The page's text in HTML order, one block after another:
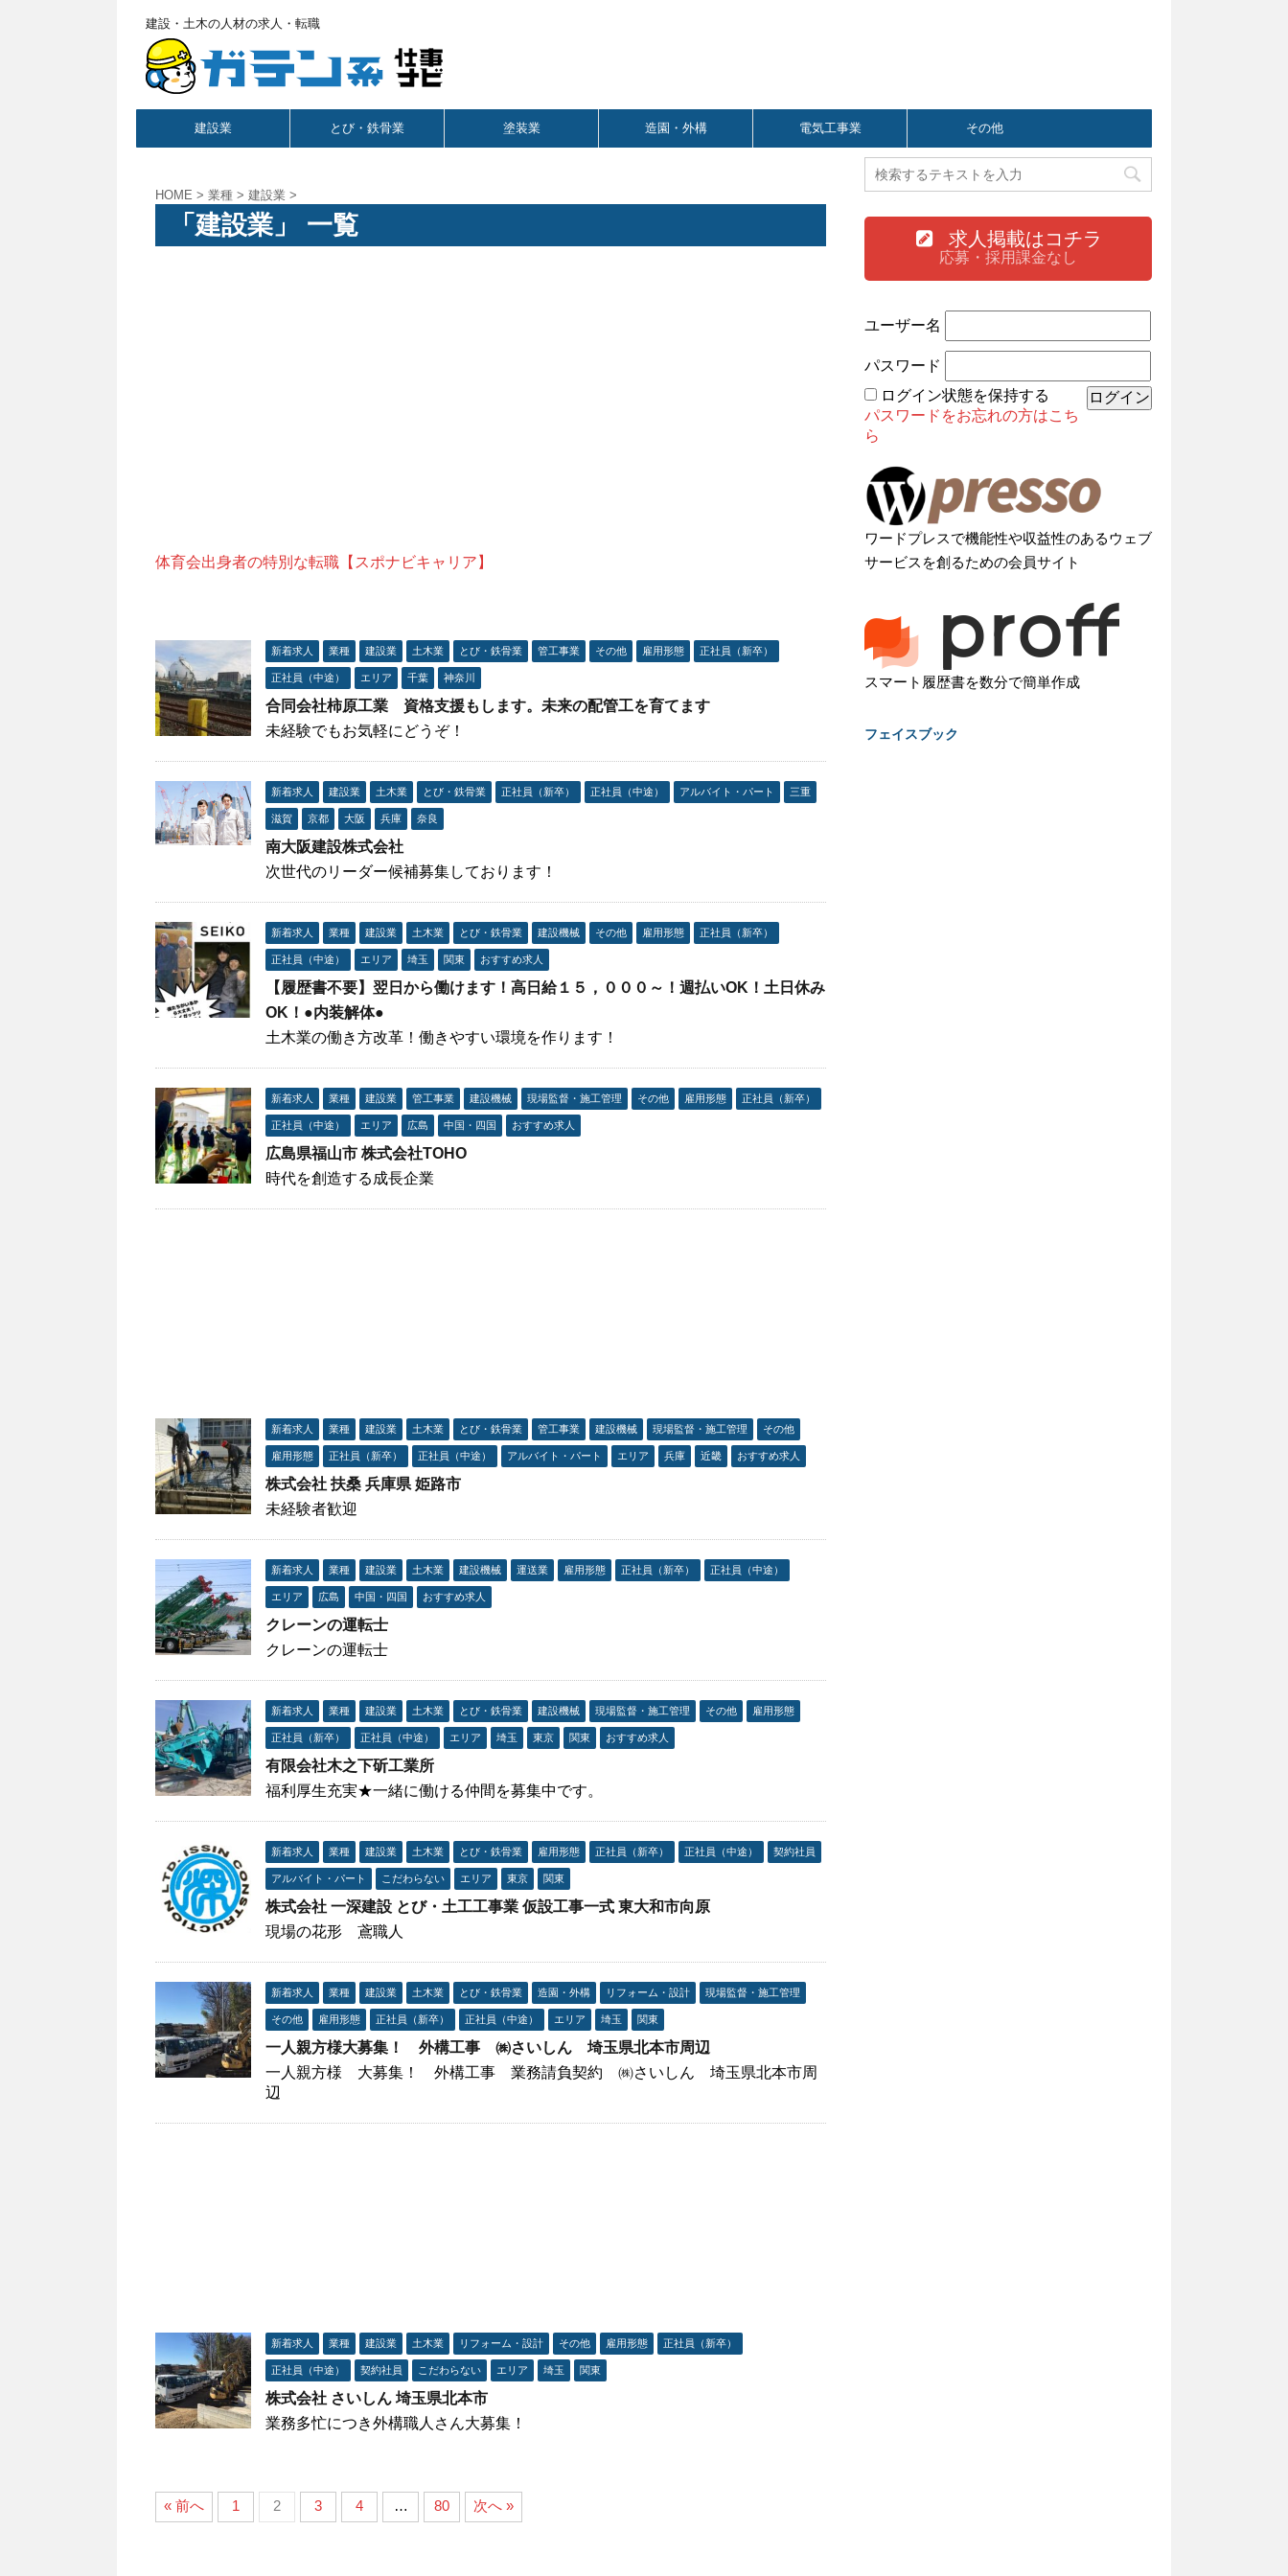
建設・土木の人材の求人・転職
建設業 とび・鉄骨業 塗装業 造園・外構 電気工事業 その他
HOME > 業種 > 建設業 >
「建設業」 一覧
体育会出身者の特別な転職【スポナビキャリア】
新着求人 業種 建設業 土木業 とび・鉄骨業 管工事業 その他 雇用形態 正社員（新卒）
正社員（中途） エリア 千葉 神奈川
合同会社柿原工業 資格支援もします。未来の配管工を育てます
未経験でもお気軽にどうぞ！
新着求人 建設業 土木業 とび・鉄骨業 正社員（新卒） 正社員（中途） アルバイト・パート 三重
滋賀 京都 大阪 兵庫 奈良
南大阪建設株式会社
次世代のリーダー候補募集しております！
新着求人 業種 建設業 土木業 とび・鉄骨業 建設機械 その他 雇用形態 正社員（新卒）
正社員（中途） エリア 埼玉 関東 おすすめ求人
【履歴書不要】翌日から働けます！高日給１５，０００～！週払いOK！土日休み
OK！●内装解体●
土木業の働き方改革！働きやすい環境を作ります！
新着求人 業種 建設業 管工事業 建設機械 現場監督・施工管理 その他 雇用形態 正社員（新卒）
正社員（中途） エリア 広島 中国・四国 おすすめ求人
広島県福山市 株式会社TOHO
時代を創造する成長企業
新着求人 業種 建設業 土木業 とび・鉄骨業 管工事業 建設機械 現場監督・施工管理 その他
雇用形態 正社員（新卒） 正社員（中途） アルバイト・パート エリア 兵庫 近畿 おすすめ求人
株式会社 扶桑 兵庫県 姫路市
未経験者歓迎
新着求人 業種 建設業 土木業 建設機械 運送業 雇用形態 正社員（新卒） 正社員（中途）
エリア 広島 中国・四国 おすすめ求人
クレーンの運転士
クレーンの運転士
新着求人 業種 建設業 土木業 とび・鉄骨業 建設機械 現場監督・施工管理 その他 雇用形態
正社員（新卒） 正社員（中途） エリア 埼玉 東京 関東 おすすめ求人
有限会社木之下斫工業所
福利厚生充実★一緒に働ける仲間を募集中です。
新着求人 業種 建設業 土木業 とび・鉄骨業 雇用形態 正社員（新卒） 正社員（中途） 契約社員
アルバイト・パート こだわらない エリア 東京 関東
株式会社 一深建設 とび・土工工事業 仮設工事一式 東大和市向原
現場の花形 鳶職人
新着求人 業種 建設業 土木業 とび・鉄骨業 造園・外構 リフォーム・設計 現場監督・施工管理
その他 雇用形態 正社員（新卒） 正社員（中途） エリア 埼玉 関東
一人親方様大募集！ 外構工事 ㈱さいしん 埼玉県北本市周辺
一人親方様 大募集！ 外構工事 業務請負契約 ㈱さいしん 埼玉県北本市周
辺
新着求人 業種 建設業 土木業 リフォーム・設計 その他 雇用形態 正社員（新卒）
正社員（中途） 契約社員 こだわらない エリア 埼玉 関東
株式会社 さいしん 埼玉県北本市
業務多忙につき外構職人さん大募集！
« 前へ 1 2 3 4 … 80 次へ »
求人掲載はコチラ
応募・採用課金なし
ユーザー名
パスワード
ログイン状態を保持する
パスワードをお忘れの方はこち
ら
ワードプレスで機能性や収益性のあるウェブ
サービスを創るための会員サイト
スマート履歴書を数分で簡単作成
フェイスブック